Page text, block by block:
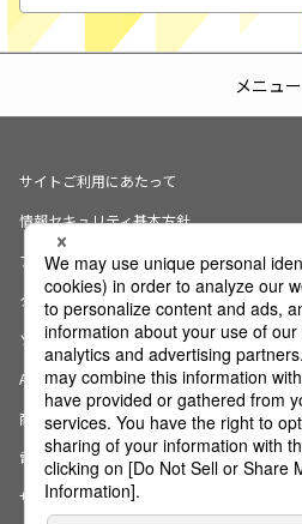
メニュー
サイトご利用にあたって
情報セキュリティ基本方針
プライバシーポリシー
クッキーの使用について
ソーシャルメディアポリシー
AI倫理宣言
商標・登録商標について
電子公告
サイトマップ